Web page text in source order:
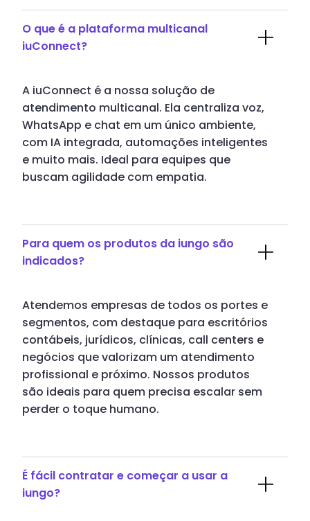
O que é a plataforma multicanal
iuConnect?
A iuConnect é a nossa solução de
atendimento multicanal. Ela centraliza voz,
WhatsApp e chat em um único ambiente,
com IA integrada, automações inteligentes
e muito mais. Ideal para equipes que
buscam agilidade com empatia.
Para quem os produtos da iungo são
indicados?
Atendemos empresas de todos os portes e
segmentos, com destaque para escritórios
contábeis, jurídicos, clínicas, call centers e
negócios que valorizam um atendimento
profissional e próximo. Nossos produtos
são ideais para quem precisa escalar sem
perder o toque humano.
É fácil contratar e começar a usar a
iungo?